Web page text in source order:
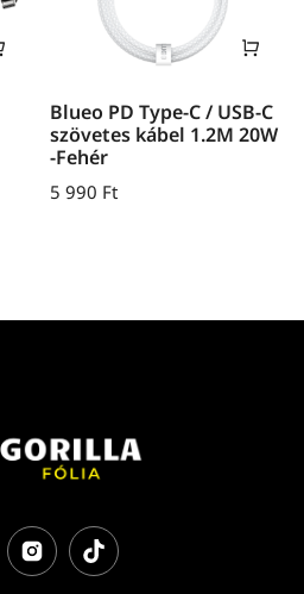
Blueo PD Type-C / USB-C
szövetes kábel 1.2M 20W
-Fehér
5 990 Ft